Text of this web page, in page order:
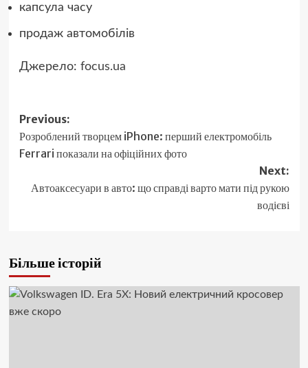
капсула часу
продаж автомобілів
Джерело: focus.ua
Post
navigation
Previous:
Розроблений творцем iPhone: перший електромобіль
Ferrari показали на офіційних фото
Next:
Автоаксесуари в авто: що справді варто мати під рукою
водієві
Більше історій